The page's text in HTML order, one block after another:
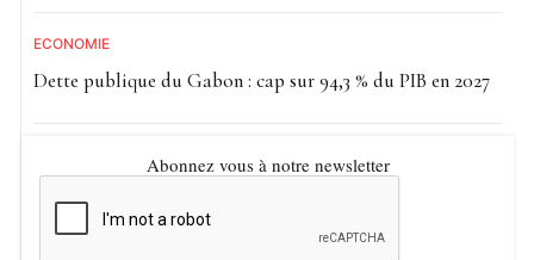
ECONOMIE
Dette publique du Gabon : cap sur 94,3 % du PIB en 2027
Abonnez vous à notre newsletter